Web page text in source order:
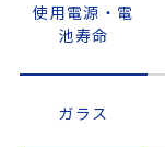
使用電源・電
池寿命
ガラス